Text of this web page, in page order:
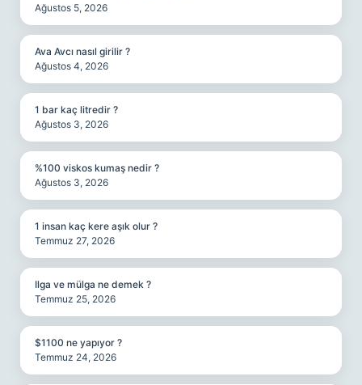
Ağustos 5, 2026
Ava Avcı nasıl girilir ?
Ağustos 4, 2026
1 bar kaç litredir ?
Ağustos 3, 2026
%100 viskos kumaş nedir ?
Ağustos 3, 2026
1 insan kaç kere aşık olur ?
Temmuz 27, 2026
Ilga ve mülga ne demek ?
Temmuz 25, 2026
$1100 ne yapıyor ?
Temmuz 24, 2026